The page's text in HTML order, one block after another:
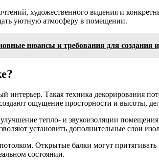
художественного видения и
уютную атмосферу в помещении.
нюансы и требования для создания
интерьер. Такая техника декорирования
ощущение просторности и высоты,
тепло- и звукоизоляции
установить дополнительные слои
Открытые балки могут
состоянии.